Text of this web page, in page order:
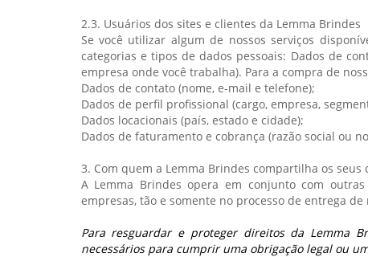
2.3. Usuários dos sites e clientes da Lemma Brindes
Se você utilizar algum de nossos serviços
categorias e tipos de dados pessoais: Dados de
empresa onde você trabalha). Para a compra de
Dados de contato (nome, e-mail e telefone);
Dados de perfil profissional (cargo, empresa,
Dados locacionais (país, estado e cidade);
Dados de faturamento e cobrança (razão social ou
3. Com quem a Lemma Brindes compartilha os seus
A Lemma Brindes opera em conjunto com
empresas, tão e somente no processo de entrega
Para resguardar e proteger direitos da Lemma
necessários para cumprir uma obrigação legal ou